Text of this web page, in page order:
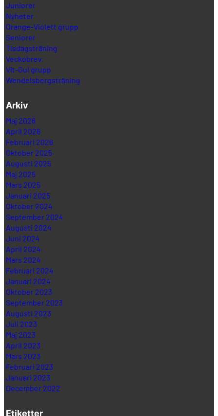
Juniorer
Nyheter
Orange-Violett grupp
Seniorer
Tisdagsträning
Veckobrev
Vit-Gul grupp
Wendelsbergsträning
Arkiv
Maj 2026
April 2026
Februari 2026
Oktober 2025
Augusti 2025
Maj 2025
Mars 2025
Januari 2025
Oktober 2024
September 2024
Augusti 2024
Juni 2024
April 2024
Mars 2024
Februari 2024
Januari 2024
Oktober 2023
September 2023
Augusti 2023
Juli 2023
Maj 2023
April 2023
Mars 2023
Februari 2023
Januari 2023
December 2022
Etiketter